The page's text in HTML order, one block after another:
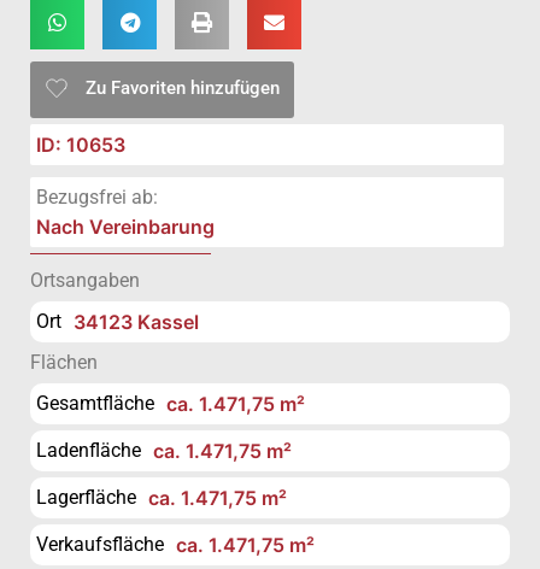
Zu Favoriten hinzufügen
ID: 10653
Bezugsfrei ab:
Nach Vereinbarung
Ortsangaben
Ort 34123 Kassel
Flächen
Gesamtfläche ca. 1.471,75 m²
Ladenfläche ca. 1.471,75 m²
Lagerfläche ca. 1.471,75 m²
Verkaufsfläche ca. 1.471,75 m²